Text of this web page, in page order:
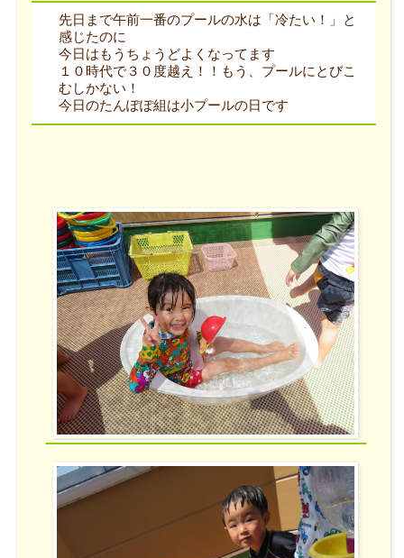
先日まで午前一番のプールの水は「冷たい！」と
感じたのに
今日はもうちょうどよくなってます
１０時代で３０度越え！！もう、プールにとびこ
むしかない！
今日のたんぽぽ組は小プールの日です